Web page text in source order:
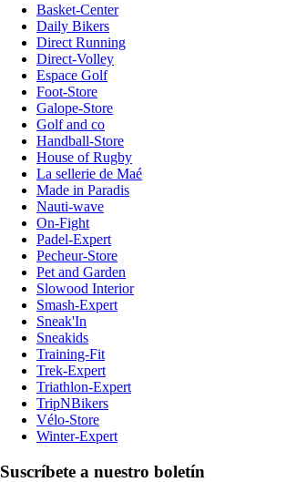
Basket-Center
Daily Bikers
Direct Running
Direct-Volley
Espace Golf
Foot-Store
Galope-Store
Golf and co
Handball-Store
House of Rugby
La sellerie de Maé
Made in Paradis
Nauti-wave
On-Fight
Padel-Expert
Pecheur-Store
Pet and Garden
Slowood Interior
Smash-Expert
Sneak'In
Sneakids
Training-Fit
Trek-Expert
Triathlon-Expert
TripNBikers
Vélo-Store
Winter-Expert
Suscríbete a nuestro boletín